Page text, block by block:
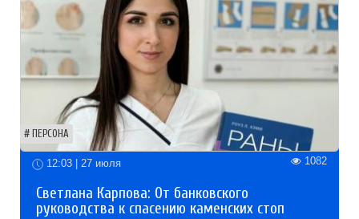
ПЕРСОНА
12:03 | 27 июля 1082
Светлана Карпова: От банковского
руководства к спасению каменских стоп